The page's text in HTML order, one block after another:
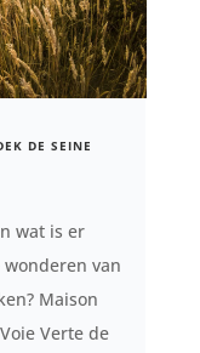
DE SEINE
wat is er
van
Maison
Verte de